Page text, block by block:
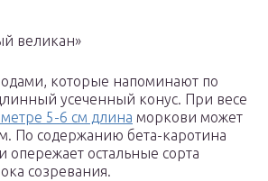
великан»
которые напоминают по
усеченный конус. При весе
5-6 см длина моркови может
По содержанию бета-каротина
опережает остальные сорта
созревания.